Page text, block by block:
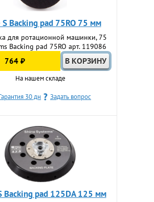
S Backing pad 75RO 75 мм
для ротационной машинки, 75
Backing pad 75RO арт. 119086
764 ₽
На нашем складе
30 дн Задать вопрос
Backing pad 125DA 125 мм